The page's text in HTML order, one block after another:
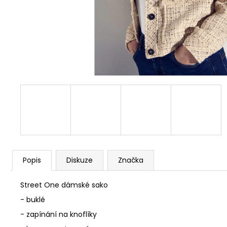
Popis Diskuze Značka
Street One dámské sako
- buklé
- zapínání na knoflíky